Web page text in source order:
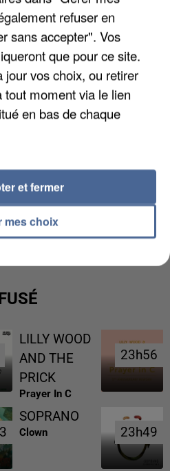
SUPPOSÉS DE LA DZ
ALGÉRIE
LILLY WOOD
AND THE
PRICK
Prayer In C
23h56
23h56
SOPRANO
Clown 23h49
23h49
refuser en
sans accepter". Vos
que pour ce site.
jour vos choix, ou retirer
moment via le lien
en bas de chaque
mes choix
et fermer